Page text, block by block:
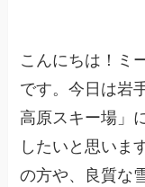
こんにちは！ミ
です。今日は岩
高原スキー場」
したいと思いま
の方や、良質な